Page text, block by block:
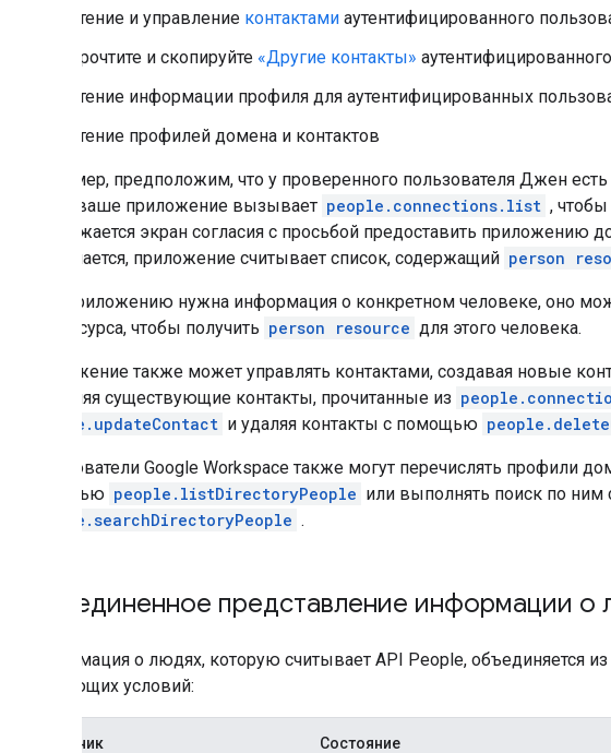
Чтение и управление контактами аутентифицированного
Прочтите и скопируйте «Другие контакты»
Чтение информации профиля для аутентифицированных
Чтение профилей домена и контактов
Например, предположим, что у проверенного пользователя Джен
Когда ваше приложение вызывает people.connections.list ,
отображается экран согласия с просьбой предоставить приложению
соглашается, приложение считывает список, содержащий person
Если приложению нужна информация о конкретном человеке, оно
имя ресурса, чтобы получить person resource для этого человека.
Приложение также может управлять контактами, создавая новые
обновляя существующие контакты, прочитанные из
people.updateContact и удаляя контакты с помощью
Пользователи Google Workspace также могут перечислять профили
помощью people.listDirectoryPeople или выполнять поиск по
people.searchDirectoryPeople .
Объединенное представление информации о
Информация о людях, которую считывает API People, объединяется
следующих условий:
Источник Состояние